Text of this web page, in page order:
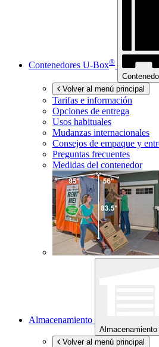
Contenedores U-Box®
Volver al menú principal
Tarifas e información
Opciones de entrega
Usos habituales
Mudanzas internacionales
Consejos de empaque y
Preguntas frecuentes
Medidas del contenedor
Almacenamiento
Almacenamiento
Volver al menú principal